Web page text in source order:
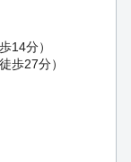
14分）
歩27分）